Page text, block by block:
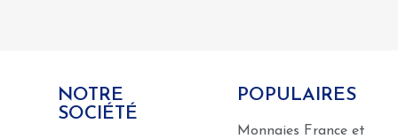
NOTRE
SOCIÉTÉ
POPULAIRES
Monnaies France et